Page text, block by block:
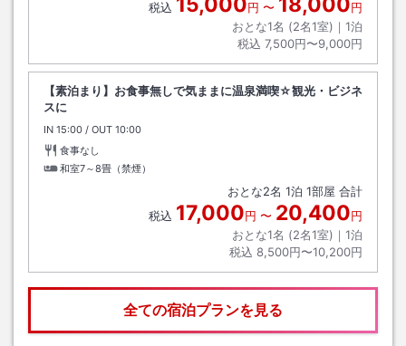
税込 円 〜
円
おとな1名 (2名1室)｜ 1泊
税込 7,500円〜9,000円
【素泊まり】お食事無しで気ままに温泉満喫☆観光・ビジネ
スに
IN チェックイン
15:00 / OUT チェックアウト
10:00
食事なし
和室7～8畳（禁煙）
おとな2名 1泊 1部屋 合計
税込 17,000円 〜 20,400円
おとな1名 (2名1室)｜ 1泊
税込 8,500円〜10,200円
全ての宿泊プランを見る